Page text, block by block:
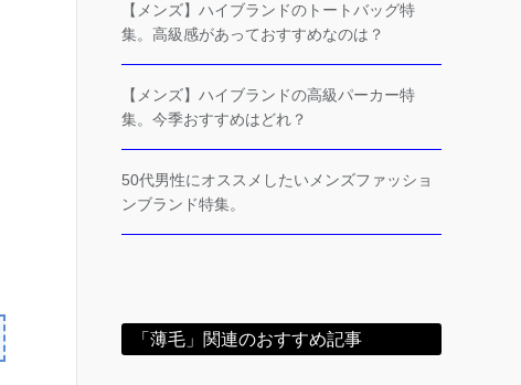
【メンズ】ハイブランドのトートバッグ特
集。高級感があっておすすめなのは？
【メンズ】ハイブランドの高級パーカー特
集。今季おすすめはどれ？
50代男性にオススメしたいメンズファッショ
ンブランド特集。
「薄毛」関連のおすすめ記事